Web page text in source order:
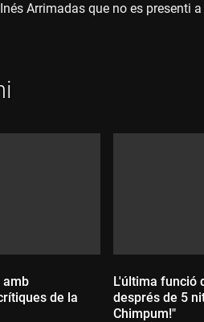
Arrimadas que no es presenti
amb
de la
L'última funció
després de 5
Chimpum!"